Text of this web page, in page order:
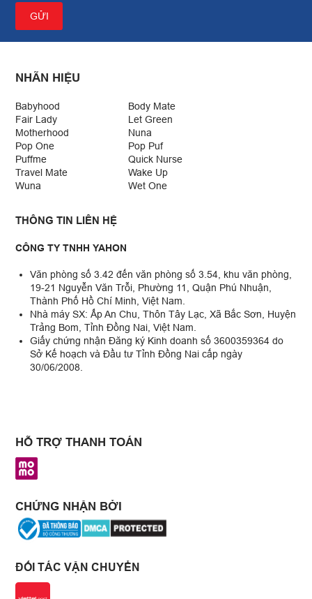
NHÃN HIỆU
Babyhood
Body Mate
Fair Lady
Let Green
Motherhood
Nuna
Pop One
Pop Puf
Puffme
Quick Nurse
Travel Mate
Wake Up
Wuna
Wet One
THÔNG TIN LIÊN HỆ
CÔNG TY TNHH YAHON
Văn phòng số 3.42 đến văn phòng số 3.54, khu văn phòng,
19-21 Nguyễn Văn Trỗi, Phường 11, Quận Phú Nhuận,
Thành Phố Hồ Chí Minh, Việt Nam.
Nhà máy SX: Ấp An Chu, Thôn Tây Lạc, Xã Bắc Sơn, Huyện
Trảng Bom, Tỉnh Đồng Nai, Việt Nam.
Giấy chứng nhận Đăng ký Kinh doanh số 3600359364 do
Sở Kế hoạch và Đầu tư Tỉnh Đồng Nai cấp ngày
30/06/2008.
HỖ TRỢ THANH TOÁN
CHỨNG NHẬN BỞI
ĐỐI TÁC VẬN CHUYỂN